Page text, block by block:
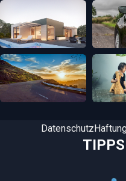
Datenschutz